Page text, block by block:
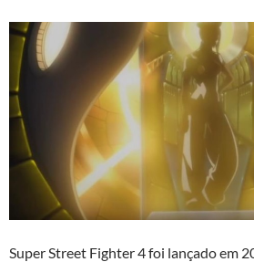
Super Street Fighter 4 foi lançado em